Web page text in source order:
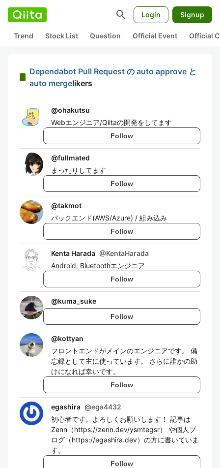
search Login Signup
Trend Stock List Question Official Event Official
Dependabot Pull Request の auto approve と
auto mergelikers
@ohakutsu
Webエンジニア/Qiitaの開発をしてます
Follow
@fullmated
まったりしてます
Follow
@takmot
バックエンド(AWS/Azure) / 組み込み
Follow
Kenta Harada @KentaHarada
Android, Bluetoothエンジニア
Follow
@kuma_suke
Follow
@kottyan
フロントエンドがメインのエンジニアです。 備
忘録として主に使っています。 さらに誰かの助
けになれば幸いです。
Follow
egashira @ega4432
初心者です。よろしくお願いします！ 記事は
Zenn（https://zenn.dev/ysmtegsr） や個人ブ
ログ（https://egashira.dev）の方に書いていま
す。
Follow